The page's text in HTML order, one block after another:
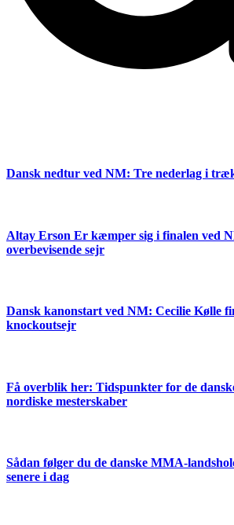
Dansk nedtur ved NM: Tre nederlag i
Altay Erson Er kæmper sig i finalen ved
overbevisende sejr
Dansk kanonstart ved NM: Cecilie Kølle
knockoutsejr
Få overblik her: Tidspunkter for de
nordiske mesterskaber
Sådan følger du de danske MMA-
senere i dag